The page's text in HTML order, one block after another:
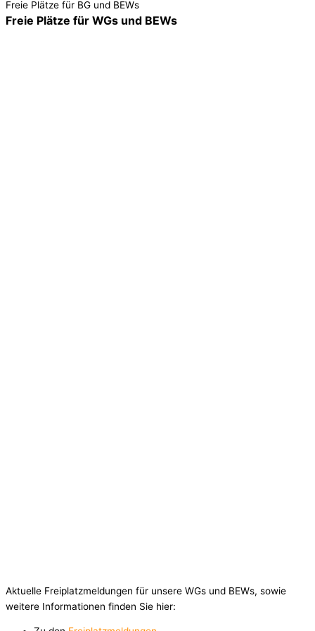
Freie Plätze für BG und BEWs
Freie Plätze für WGs und BEWs
Aktuelle Freiplatzmeldungen für unsere WGs und BEWs, sowie
weitere Informationen finden Sie hier: